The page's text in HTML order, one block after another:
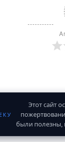
Этот сайт
были полезны,